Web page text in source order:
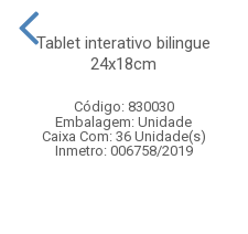
Tablet interativo bilingue
24x18cm
Código: 830030
Embalagem: Unidade
Caixa Com: 36 Unidade(s)
Inmetro: 006758/2019